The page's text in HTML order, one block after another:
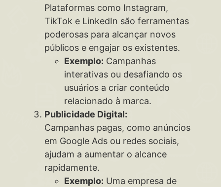
Plataformas como Instagram,
TikTok e LinkedIn são ferramentas
poderosas para alcançar novos
públicos e engajar os existentes.
Exemplo: Campanhas
interativas ou desafiando os
usuários a criar conteúdo
relacionado à marca.
Publicidade Digital:
Campanhas pagas, como anúncios
em Google Ads ou redes sociais,
ajudam a aumentar o alcance
rapidamente.
Exemplo: Uma empresa de